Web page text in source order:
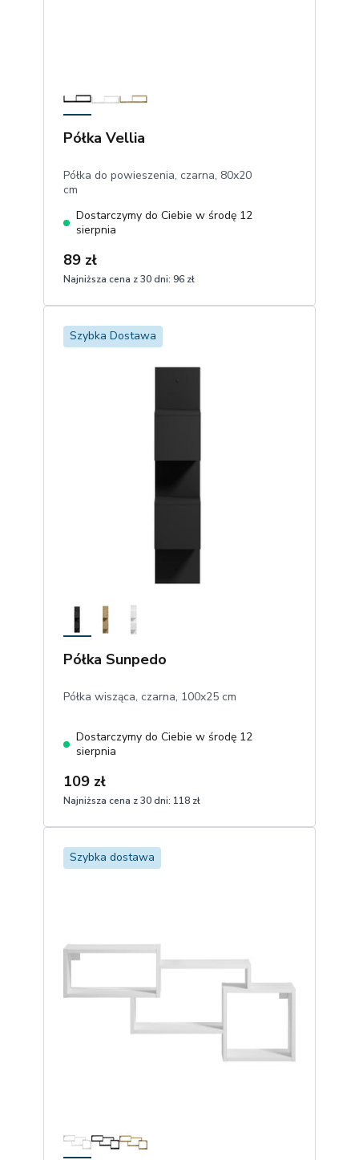
Półka Vellia
Półka do powieszenia, czarna, 80x20
cm
Dostarczymy do Ciebie w środę 12
sierpnia
89 zł
Najniższa cena z 30 dni: 96 zł
1
Szybka Dostawa
Półka Sunpedo
Półka wisząca, czarna, 100x25 cm
Dostarczymy do Ciebie w środę 12
sierpnia
109 zł
Najniższa cena z 30 dni: 118 zł
1
Szybka dostawa